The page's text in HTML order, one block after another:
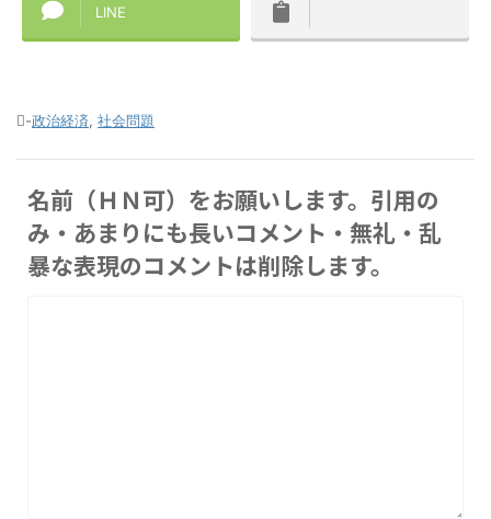
LINE
-政治経済, 社会問題
名前（ＨＮ可）をお願いします。引用の
み・あまりにも長いコメント・無礼・乱
暴な表現のコメントは削除します。